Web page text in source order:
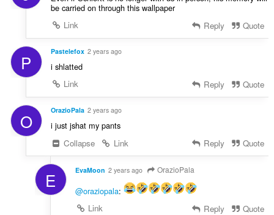
be carried on through this wallpaper
Link
Reply Quote
P Pastelefox 2 years ago
i shlatted
Link
Reply Quote
O OrazioPala 2 years ago
i just jshat my pants
Collapse
Link Reply Quote
E EvaMoon 2 years ago OrazioPala
@oraziopala:
Link
Reply Quote